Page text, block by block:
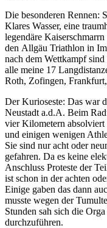
Die besonderen Rennen:
Klares Wasser, eine
legendäre
den Allgäu Triathlon in
nach dem Wettkampf
alle meine 17
Roth, Zofingen,
Der Kurioseste: Das war
Neustadt a.d.A. Beim
vier Kilometern absolviert
und einigen wenigen
Sie sind nur acht oder
gefahren. Da es keine
Anschluss Proteste der
ist schon in der achten
Einige gaben das dann
musste wegen der
Stunden sah sich die
durchzuführen.